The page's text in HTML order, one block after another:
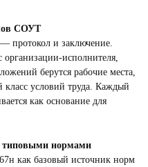
СОУТ
протокол и заключение.
организации-исполнителя,
берутся рабочие места,
класс условий труда. Каждый
как основание для
типовыми нормами
как базовый источник норм